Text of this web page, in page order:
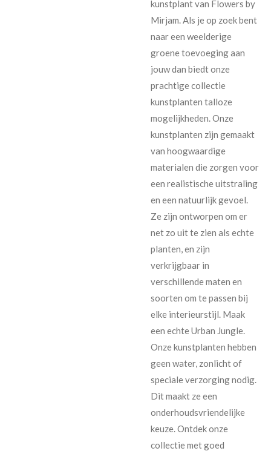
kunstplant van Flowers by
Mirjam. Als je op zoek bent
naar een weelderige
groene toevoeging aan
jouw dan biedt onze
prachtige collectie
kunstplanten talloze
mogelijkheden. Onze
kunstplanten zijn gemaakt
van hoogwaardige
materialen die zorgen voor
een realistische uitstraling
en een natuurlijk gevoel.
Ze zijn ontworpen om er
net zo uit te zien als echte
planten, en zijn
verkrijgbaar in
verschillende maten en
soorten om te passen bij
elke interieurstijl. Maak
een echte Urban Jungle.
Onze kunstplanten hebben
geen water, zonlicht of
speciale verzorging nodig.
Dit maakt ze een
onderhoudsvriendelijke
keuze. Ontdek onze
collectie met goed